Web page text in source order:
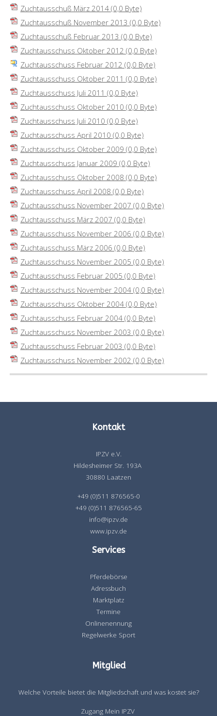
Zuchtausschuß März 2014 (0,0 Byte)
Zuchtausschuß November 2013 (0,0 Byte)
Zuchtausschuß Februar 2013 (0,0 Byte)
Zuchtausschuss Oktober 2012 (0,0 Byte)
Zuchtausschuss Februar 2012 (0,0 Byte)
Zuchtausschuss Oktober 2011 (0,0 Byte)
Zuchtausschuss Juli 2011 (0,0 Byte)
Zuchtausschuss Oktober 2010 (0,0 Byte)
Zuchtausschuss Juli 2010 (0,0 Byte)
Zuchtausschuss April 2010 (0,0 Byte)
Zuchtausschuss Oktober 2009 (0,0 Byte)
Zuchtausschuss Januar 2009 (0,0 Byte)
Zuchtausschuss Oktober 2008 (0,0 Byte)
Zuchtausschuss April 2008 (0,0 Byte)
Zuchtausschuss November 2007 (0,0 Byte)
Zuchtausschuss März 2007 (0,0 Byte)
Zuchtausschuss November 2006 (0,0 Byte)
Zuchtausschuss März 2006 (0,0 Byte)
Zuchtausschuss November 2005 (0,0 Byte)
Zuchtausschuss Februar 2005 (0,0 Byte)
Zuchtausschuss November 2004 (0,0 Byte)
Zuchtausschuss Oktober 2004 (0,0 Byte)
Zuchtausschuss Februar 2004 (0,0 Byte)
Zuchtausschuss November 2003 (0,0 Byte)
Zuchtausschuss Februar 2003 (0,0 Byte)
Zuchtausschuss November 2002 (0,0 Byte)
Kontakt
IPZV e.V.
Hildesheimer Str. 193A
30880 Laatzen
+49 (0)511 876565-0
+49 (0)511 876565-65
info@ipzv.de
www.ipzv.de
Services
Pferdebörse
Adressbuch
Marktplatz
Termine
Onlinenennung
Regelwerke Sport
Mitglied
Welche Vorteile bietet die Mitgliedschaft und was kostet sie?
Zugang Mein IPZV